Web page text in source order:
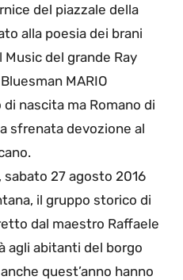
del piazzale della
alla poesia dei brani
del grande Ray
MARIO
di nascita ma Romano di
sfrenata devozione al
27 agosto 2016
il gruppo storico di
dal maestro Raffaele
agli abitanti del borgo
quest’anno hanno